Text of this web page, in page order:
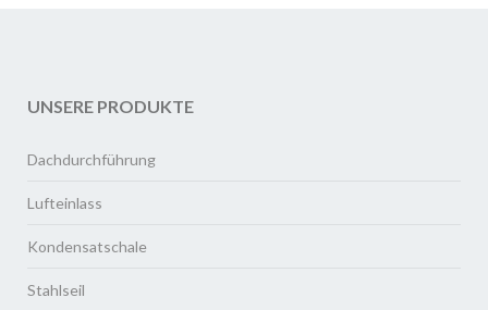
UNSERE PRODUKTE
Dachdurchführung
Lufteinlass
Kondensatschale
Stahlseil